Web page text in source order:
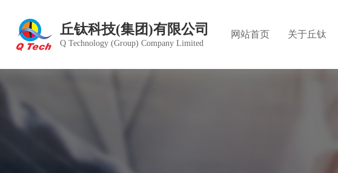
丘钛科技(集团)有限公司
Q Technology (Group) Company Limited
网站首页 关于丘钛